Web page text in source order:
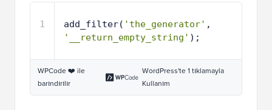
1 add_filter( 'the_generator'
'__return_empty_string' );
WPCode ❤️ ile
barındırılır
WordPress'te 1 tıklamayla
Kullanım